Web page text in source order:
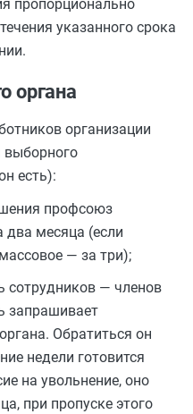
пропорционально
указанного срока
органа
организации
выборного
есть):
профсоюз
два месяца (если
— за три);
сотрудников — членов
запрашивает
Обратиться он
недели готовится
на увольнение, оно
при пропуске этого